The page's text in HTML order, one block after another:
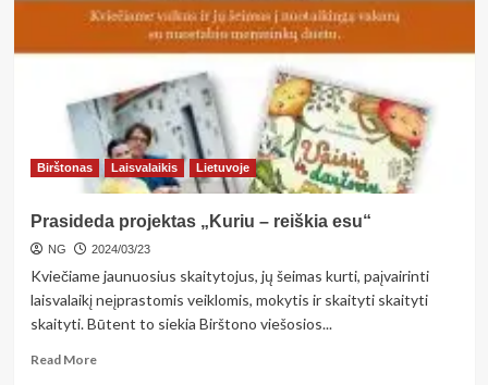
–
automatai
36</strong>
Birštonas Laisvalaikis Lietuvoje
Prasideda projektas „Kuriu – reiškia esu“
NG 2024/03/23
Kviečiame jaunuosius skaitytojus, jų šeimas kurti, paįvairinti
laisvalaikį neįprastomis veiklomis, mokytis ir skaityti skaityti
skaityti. Būtent to siekia Birštono viešosios...
Read MoreRead